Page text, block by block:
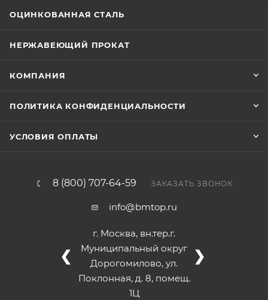
ОЦИНКОВАННАЯ СТАЛЬ
НЕРЖАВЕЮЩИЙ ПРОКАТ
КОМПАНИЯ
ПОЛИТИКА КОНФИДЕНЦИАЛЬНОСТИ
УСЛОВИЯ ОПЛАТЫ
8 (800) 707-64-59 ЗАКАЗАТЬ ЗВОНОК
info@bmtop.ru
г. Москва, вн.тер.г.
Муниципальный округ
Дорогомилово, ул.
Поклонная, д. 8, помещ.
1Ц
❮ ❯